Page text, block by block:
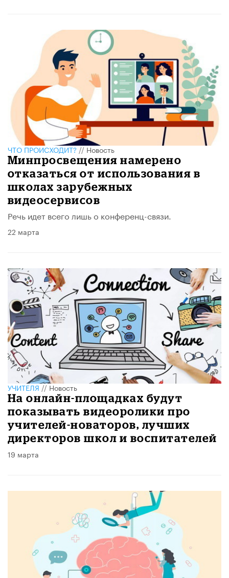
ЧТО ПРОИСХОДИТ?//Новость
Минпросвещения намерено
отказаться от использования в
школах зарубежных
видеосервисов
Речь идет всего лишь о конференц-связи.
22 марта
УЧИТЕЛЯ//Новость
На онлайн-площадках будут
показывать видеоролики про
учителей-новаторов, лучших
директоров школ и воспитателей
19 марта